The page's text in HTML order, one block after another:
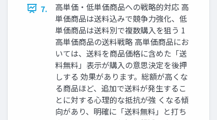
7.
高単価・低単価商品への戦略的対応 高
単価商品は送料込みで競争力強化、低
単価商品は送料別で複数購入を狙う 1
高単価商品の送料戦略 高単価商品にお
いては、送料を商品価格に含めた「送
料無料」表示が購入の意思決定を後押
しする 効果があります。総額が高くな
る商品ほど、追加で送料が発生するこ
とに対する心理的な抵抗が強 くなる傾
向があり、明確に「送料無料」と打ち